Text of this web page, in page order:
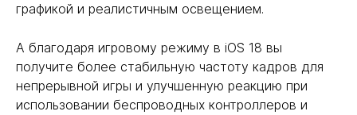
графикой и реалистичным освещением.
А благодаря игровому режиму в iOS 18 вы
получите более стабильную частоту кадров для
непрерывной игры и улучшенную реакцию при
использовании беспроводных контроллеров и